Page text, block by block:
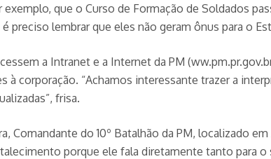
que o Curso de Formação de Soldados
lembrar que eles não geram ônus para o
a Intranet e a Internet da PM
corporação. “Achamos interessante trazer a
frisa.
do 10º Batalhão da PM, localizado
porque ele fala diretamente tanto para